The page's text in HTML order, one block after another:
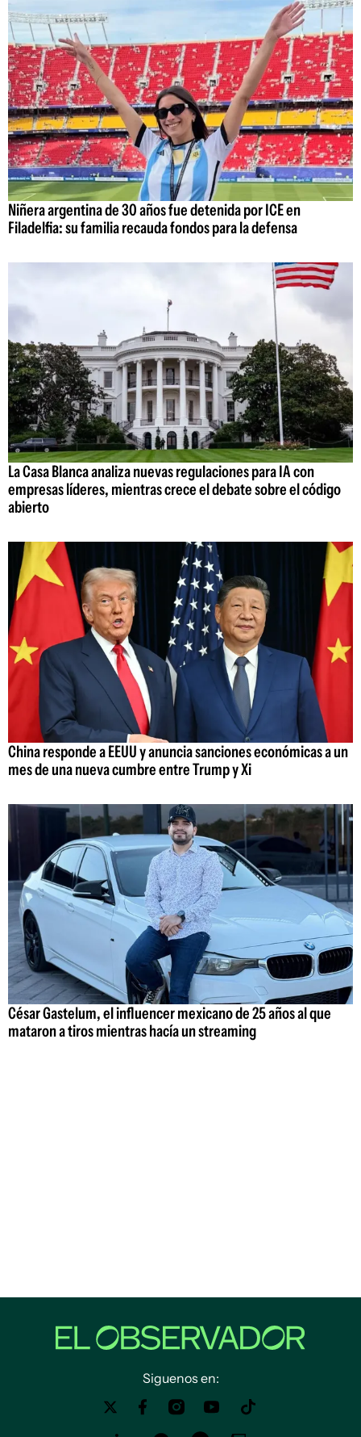
Niñera argentina de 30 años fue detenida por ICE en
Filadelfia: su familia recauda fondos para la defensa
La Casa Blanca analiza nuevas regulaciones para IA con
empresas líderes, mientras crece el debate sobre el código
abierto
China responde a EEUU y anuncia sanciones económicas a un
mes de una nueva cumbre entre Trump y Xi
César Gastelum, el influencer mexicano de 25 años al que
mataron a tiros mientras hacía un streaming
Siguenos en: